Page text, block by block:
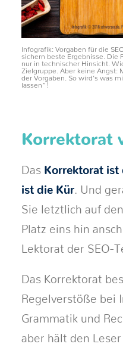
Infografik: Vorgaben für die
sichern beste Ergebnisse. Die
nur in technischer Hinsicht.
Zielgruppe. Aber keine Angst:
der Vorgaben. So wird’s was
lassen”!
Korrektorat
Das Korrektorat ist
ist die Kür. Und
Sie letztlich auf
Platz eins hin
Lektorat der SEO-
Das Korrektorat
Regelverstöße bei
Grammatik und
aber hält den